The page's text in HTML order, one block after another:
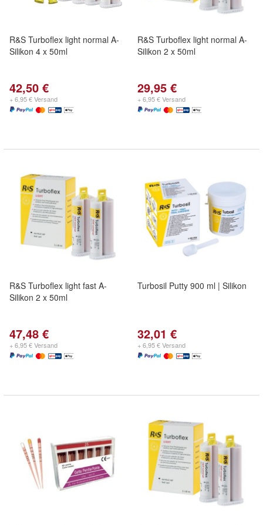
R&S Turboflex light normal A-
Silikon 4 x 50ml
42,50 €
+ 6,95 € Versand
R&S Turboflex light normal A-
Silikon 2 x 50ml
29,95 €
+ 6,95 € Versand
R&S Turboflex light fast A-
Silikon 2 x 50ml
47,48 €
+ 6,95 € Versand
Turbosil Putty 900 ml | Silikon
32,01 €
+ 6,95 € Versand